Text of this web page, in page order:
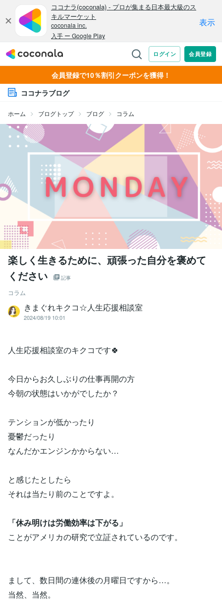
会員登録で10％割引クーポンを獲得！
ココナラブログ
ホーム ブログトップ ブログ コラム
楽しく生きるために、頑張った自分を褒めて
ください
記事
コラム
きまぐれキクコ☆人生応援相談室
2024/08/19 10:01
人生応援相談室のキクコです🍀
今日からお久しぶりの仕事再開の方
今朝の状態はいかがでしたか？
テンションが低かったり
憂鬱だったり
なんだかエンジンかからない…
と感じたとしたら
それは当たり前のことですよ。
「休み明けは労働効率は下がる」
ことがアメリカの研究で立証されているのです。
まして、数日間の連休後の月曜日ですから…。
当然、当然。